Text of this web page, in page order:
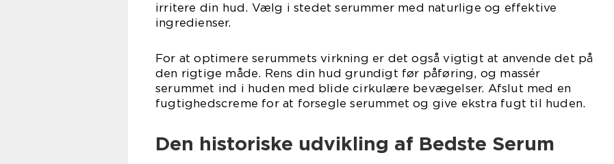
irritere din hud. Vælg i stedet serummer med naturlige og effektive
ingredienser.
For at optimere serummets virkning er det også vigtigt at anvende det på
den rigtige måde. Rens din hud grundigt før påføring, og massér
serummet ind i huden med blide cirkulære bevægelser. Afslut med en
fugtighedscreme for at forsegle serummet og give ekstra fugt til huden.
Den historiske udvikling af Bedste Serum